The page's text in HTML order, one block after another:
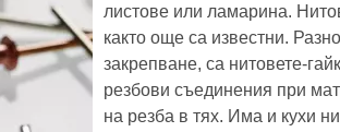
листове или ламарина.
както още са известни.
закрепване, са нитовете-
резбови съединения при
на резба в тях. Има и кухи